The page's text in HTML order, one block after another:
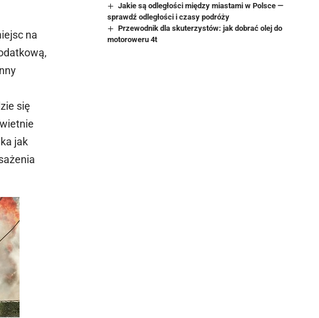
na
się
jak
Jakie są odległości między miastami w Polsce —
sprawdź odległości i czasy podróży
Przewodnik dla skuterzystów: jak dobrać olej do
motoroweru 4t